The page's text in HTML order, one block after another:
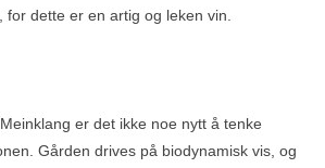
for dette er en artig og leken vin.
er det ikke noe nytt å tenke
Gården drives på biodynamisk vis, og